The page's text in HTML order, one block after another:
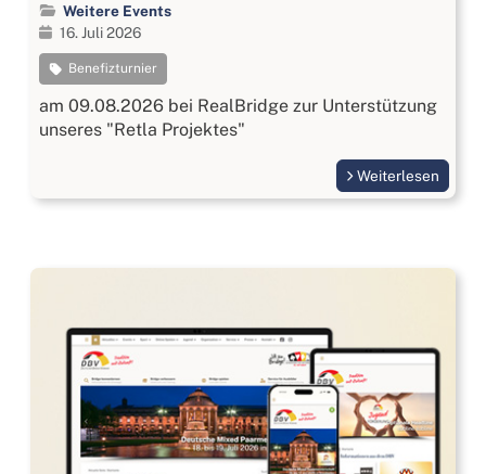
Weitere Events
16. Juli 2026
Benefizturnier
am 09.08.2026 bei RealBridge zur Unterstützung
unseres "Retla Projektes"
Weiterlesen